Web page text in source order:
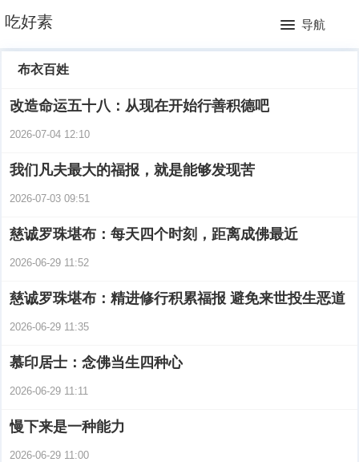
吃好素 导航
网
站
月
行
榜
布衣百姓
改造命运五十八：从现在开始行善积德吧
2026-07-04 12:10
我们凡夫最大的福报，就是能够发现苦
2026-07-03 09:51
慈诚罗珠堪布：每天四个时刻，距离成佛最近
2026-06-29 11:52
慈诚罗珠堪布：精进修行积累福报 避免来世投生恶道
2026-06-29 11:35
慕印居士：念佛当生四种心
2026-06-29 11:11
慢下来是一种能力
2026-06-29 11:00